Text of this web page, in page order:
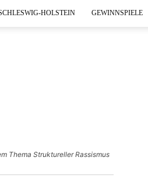
HOLSTEIN GEWINNSPIELE
Thema Struktureller Rassismus